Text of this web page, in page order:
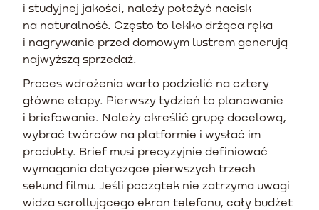
i studyjnej jakości, należy położyć nacisk
na naturalność. Często to lekko drżąca ręka
i nagrywanie przed domowym lustrem generują
najwyższą sprzedaż.
Proces wdrożenia warto podzielić na cztery
główne etapy. Pierwszy tydzień to planowanie
i briefowanie. Należy określić grupę docelową,
wybrać twórców na platformie i wysłać im
produkty. Brief musi precyzyjnie definiować
wymagania dotyczące pierwszych trzech
sekund filmu. Jeśli początek nie zatrzyma uwagi
widza scrollującego ekran telefonu, cały budżet